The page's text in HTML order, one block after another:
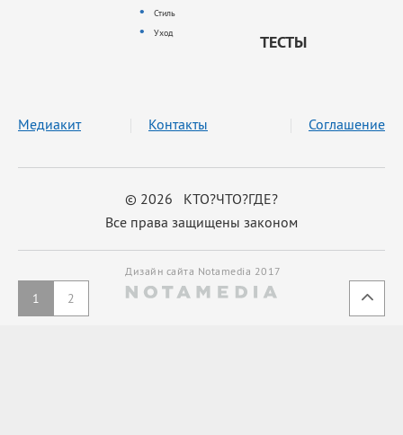
1 2
Стиль
Уход
ТЕСТЫ
© 2026 КТО?ЧТО?ГДЕ?
Все права защищены законом
Медиакит Контакты Соглашение
Дизайн сайта Notamedia 2017